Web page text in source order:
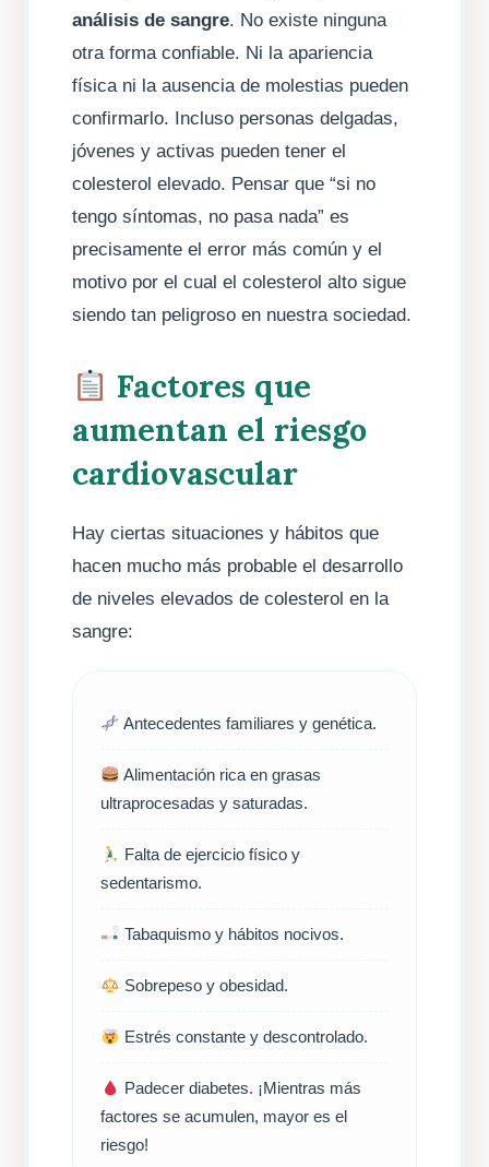
análisis de sangre. No existe ninguna
otra forma confiable. Ni la apariencia
física ni la ausencia de molestias pueden
confirmarlo. Incluso personas delgadas,
jóvenes y activas pueden tener el
colesterol elevado. Pensar que “si no
tengo síntomas, no pasa nada” es
precisamente el error más común y el
motivo por el cual el colesterol alto sigue
siendo tan peligroso en nuestra sociedad.
Factores que
aumentan el riesgo
cardiovascular
Hay ciertas situaciones y hábitos que
hacen mucho más probable el desarrollo
de niveles elevados de colesterol en la
sangre:
Antecedentes familiares y genética.
Alimentación rica en grasas
ultraprocesadas y saturadas.
Falta de ejercicio físico y
sedentarismo.
Tabaquismo y hábitos nocivos.
Sobrepeso y obesidad.
Estrés constante y descontrolado.
Padecer diabetes. ¡Mientras más
factores se acumulen, mayor es el
riesgo!